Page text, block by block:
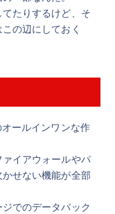
たりするけど、そ
の辺にしておく
ールインワンな作
イアウォールやパ
せない機能が全部
でのデータバック